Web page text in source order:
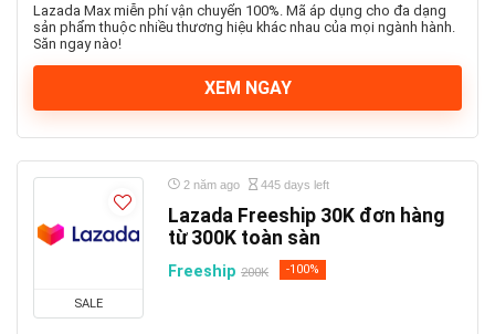
Lazada Max miễn phí vận chuyển 100%. Mã áp dụng cho đa dạng
sản phẩm thuộc nhiều thương hiệu khác nhau của mọi ngành hành.
Săn ngay nào!
XEM NGAY
SALE
2 năm ago 445 days left
Lazada Freeship 30K đơn hàng
từ 300K toàn sàn
Freeship 200K -100%